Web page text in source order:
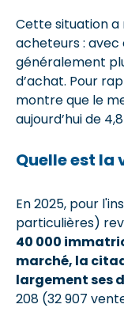
Cette situation a
acheteurs : avec
généralement
d’achat. Pour
montre que le
aujourd’hui de
Quelle est la
En 2025, pour
particulières)
40 000
marché, la
largement ses
208 (32 907